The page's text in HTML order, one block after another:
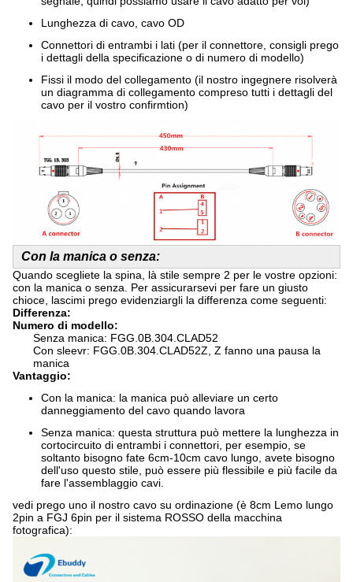
Lunghezza di cavo, cavo OD
Connettori di entrambi i lati (per il connettore, consigli prego
i dettagli della specificazione o di numero di modello)
Fissi il modo del collegamento (il nostro ingegnere risolverà
un diagramma di collegamento compreso tutti i dettagli del
cavo per il vostro confirmtion)
Con la manica o senza:
Quando scegliete la spina, là stile sempre 2 per le vostre opzioni:
con la manica o senza. Per assicurarsevi per fare un giusto
chioce, lascimi prego evidenziargli la differenza come seguenti:
Differenza:
Numero di modello:
Senza manica: FGG.0B.304.CLAD52
Con sleevr: FGG.0B.304.CLAD52Z, Z fanno una pausa la
manica
Vantaggio:
Con la manica: la manica può alleviare un certo
danneggiamento del cavo quando lavora
Senza manica: questa struttura può mettere la lunghezza in
cortocircuito di entrambi i connettori, per esempio, se
soltanto bisogno fate 6cm-10cm cavo lungo, avete bisogno
dell'uso questo stile, può essere più flessibile e più facile da
fare l'assemblaggio cavi.
vedi prego uno il nostro cavo su ordinazione (è 8cm Lemo lungo
2pin a FGJ 6pin per il sistema ROSSO della macchina
fotografica):